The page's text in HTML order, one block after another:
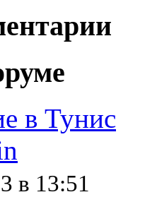
в Тунис
в 13:51